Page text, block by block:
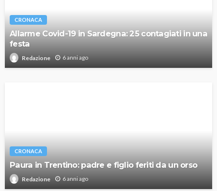
CRONACA
Allarme Covid-19 in Sardegna: 25 contagiati in una
festa
Redazione 6 anni ago
CRONACA
Paura in Trentino: padre e figlio feriti da un orso
Redazione 6 anni ago